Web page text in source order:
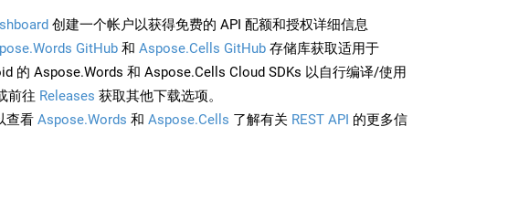
创建一个帐户以获得免费的 API 配额和授权详细信息
GitHub 和 Aspose.Cells GitHub 存储库获取适用于
的 Aspose.Words 和 Aspose.Cells Cloud SDKs 以自行编译/使用
前往 Releases 获取其他下载选项。
查看 Aspose.Words 和 Aspose.Cells 了解有关 REST API 的更多信